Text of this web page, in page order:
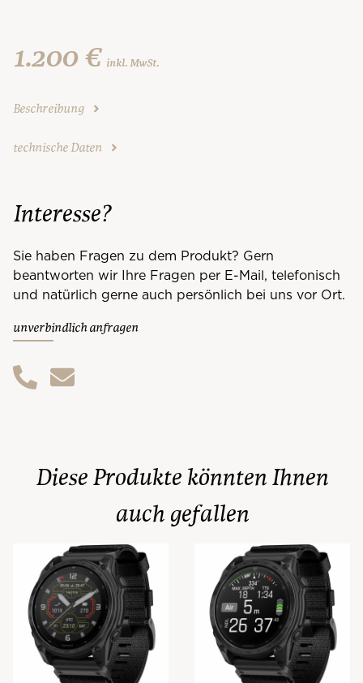
1.200 € inkl. MwSt.
Beschreibung
technische Daten
Interesse?
Sie haben Fragen zu dem Produkt? Gern
beantworten wir Ihre Fragen per E-Mail, telefonisch
und natürlich gerne auch persönlich bei uns vor Ort.
unverbindlich anfragen
Diese Produkte könnten Ihnen
auch gefallen